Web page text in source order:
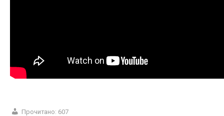
Прочитано: 607